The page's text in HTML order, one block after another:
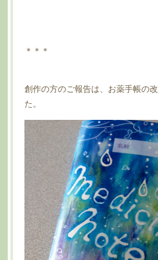
＊＊＊
創作の方のご報告は、お薬手帳の
た。